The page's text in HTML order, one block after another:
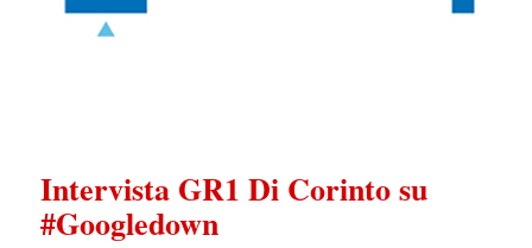
Intervista GR1 Di Corinto su
#Googledown